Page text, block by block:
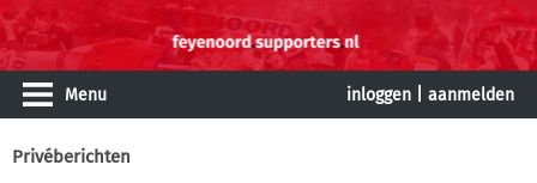
Menu inloggen aanmelden
Privéberichten